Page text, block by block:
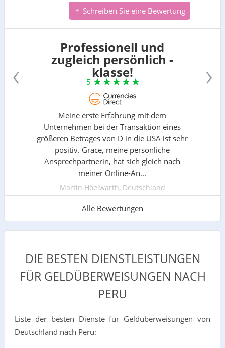
Schreiben Sie eine Bewertung
Professionell und
zugleich persönlich -
klasse!
5
Meine erste Erfahrung mit dem
Unternehmen bei der Transaktion eines
größeren Betrages von D in die USA ist sehr
positiv. Grace, meine persönliche
Ansprechpartnerin, hat sich gleich nach
meiner Online-An...
Martin Höelwarth, Deutschland
Alle Bewertungen
‹ ›
DIE BESTEN DIENSTLEISTUNGEN
FÜR GELDÜBERWEISUNGEN NACH
PERU
Liste der besten Dienste für Geldüberweisungen von
Deutschland nach Peru: